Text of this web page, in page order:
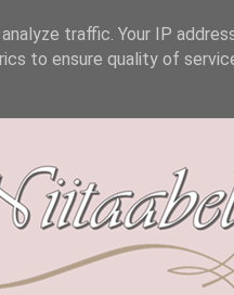
traffic. Your IP
to ensure quality of